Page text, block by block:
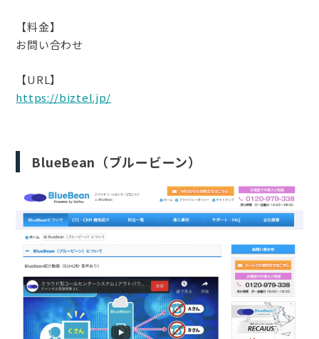
【料金】
お問い合わせ
【URL】
https://biztel.jp/
BlueBean（ブルービーン）